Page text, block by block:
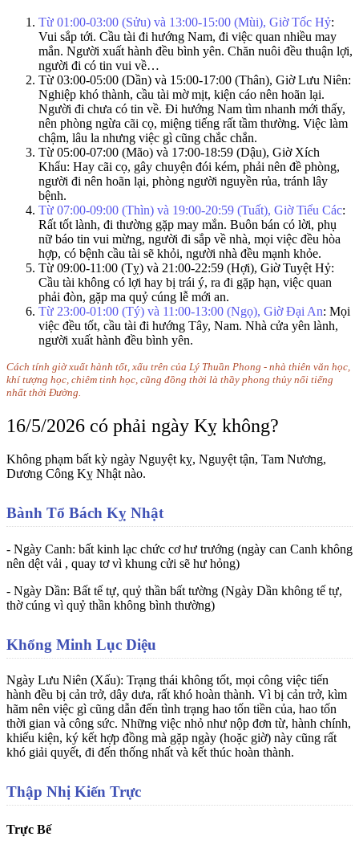
Từ 01:00-03:00 (Sửu) và 13:00-15:00 (Mùi), Giờ Tốc Hỷ:
Vui sắp tới. Cầu tài đi hướng Nam, đi việc quan nhiều may
mắn. Người xuất hành đều bình yên. Chăn nuôi đều thuận lợi,
người đi có tin vui về…
Từ 03:00-05:00 (Dần) và 15:00-17:00 (Thân), Giờ Lưu Niên:
Nghiệp khó thành, cầu tài mờ mịt, kiện cáo nên hoãn lại.
Người đi chưa có tin về. Đi hướng Nam tìm nhanh mới thấy,
nên phòng ngừa cãi cọ, miệng tiếng rất tầm thường. Việc làm
chậm, lâu la nhưng việc gì cũng chắc chắn.
Từ 05:00-07:00 (Mão) và 17:00-18:59 (Dậu), Giờ Xích
Khẩu: Hay cãi cọ, gây chuyện đói kém, phải nên đề phòng,
người đi nên hoãn lại, phòng người nguyền rủa, tránh lây
bệnh.
Từ 07:00-09:00 (Thìn) và 19:00-20:59 (Tuất), Giờ Tiểu Các:
Rất tốt lành, đi thường gặp may mắn. Buôn bán có lời, phụ
nữ báo tin vui mừng, người đi sắp về nhà, mọi việc đều hòa
hợp, có bệnh cầu tài sẽ khỏi, người nhà đều mạnh khỏe.
Từ 09:00-11:00 (Tỵ) và 21:00-22:59 (Hợi), Giờ Tuyệt Hỷ:
Cầu tài không có lợi hay bị trái ý, ra đi gặp hạn, việc quan
phải đòn, gặp ma quỷ cúng lễ mới an.
Từ 23:00-01:00 (Tý) và 11:00-13:00 (Ngọ), Giờ Đại An: Mọi
việc đều tốt, cầu tài đi hướng Tây, Nam. Nhà cửa yên lành,
người xuất hành đều bình yên.
Cách tính giờ xuất hành tốt, xấu trên của Lý Thuần Phong - nhà thiên văn học,
khí tượng học, chiêm tinh học, cũng đồng thời là thầy phong thủy nổi tiếng
nhất thời Đường.
16/5/2026 có phải ngày Kỵ không?
Không phạm bất kỳ ngày Nguyệt kỵ, Nguyệt tận, Tam Nương,
Dương Công Kỵ Nhật nào.
Bành Tổ Bách Kỵ Nhật
- Ngày Canh: bất kinh lạc chức cơ hư trướng (ngày can Canh không
nên dệt vải , quay tơ vì khung cửi sẽ hư hỏng)
- Ngày Dần: Bất tế tự, quỷ thần bất tường (Ngày Dần không tế tự,
thờ cúng vì quỷ thần không bình thường)
Khổng Minh Lục Diệu
Ngày Lưu Niên (Xấu): Trạng thái không tốt, mọi công việc tiến
hành đều bị cản trở, dây dưa, rất khó hoàn thành. Vì bị cản trở, kìm
hãm nên việc gì cũng dẫn đến tình trạng hao tốn tiền của, hao tốn
thời gian và công sức. Những việc nhỏ như nộp đơn từ, hành chính,
khiếu kiện, ký kết hợp đồng mà gặp ngày (hoặc giờ) này cũng rất
khó giải quyết, đi đến thống nhất và kết thúc hoàn thành.
Thập Nhị Kiến Trực
Trực Bế